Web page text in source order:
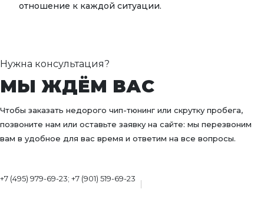
отношение к каждой ситуации.
Нужна консультация?
МЫ ЖДЁМ ВАС
Чтобы заказать недорого чип-тюнинг или скрутку пробега,
позвоните нам или оставьте заявку на сайте: мы перезвоним
вам в удобное для вас время и ответим на все вопросы.
+7 (495) 979-69-23; +7 (901) 519-69-23